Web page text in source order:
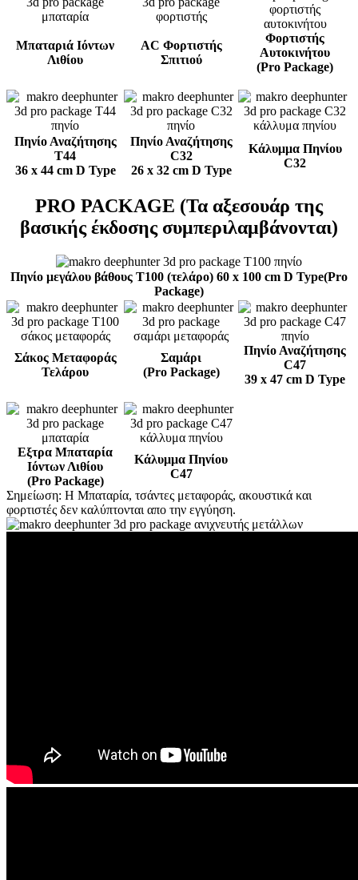
Μπαταριά Ιόντων
Λιθίου
AC Φορτιστής
Σπιτιού
Φορτιστής
Αυτοκινήτου
(Pro Package)
Πηνίο Αναζήτησης
Τ44
36 x 44 cm D Type
Πηνίο Αναζήτησης
C32
26 x 32 cm D Type
Κάλυμμα Πηνίου
C32
PRO PACKAGE (Τα αξεσουάρ της
βασικής έκδοσης συμπεριλαμβάνονται)
Πηνίο μεγάλου βάθους T100 (τελάρο) 60 x 100 cm D Type(Pro
Package)
Σάκος Μεταφοράς
Τελάρου
Σαμάρι
(Pro Package)
Πηνίο Αναζήτησης
C47
39 x 47 cm D Type
Εξτρα Μπαταρία
Ιόντων Λιθίου
(Pro Package)
Κάλυμμα Πηνίου
C47
Σημείωση: Η Μπαταρία, τσάντες μεταφοράς, ακουστικά και
φορτιστές δεν καλύπτονται απο την εγγύηση.